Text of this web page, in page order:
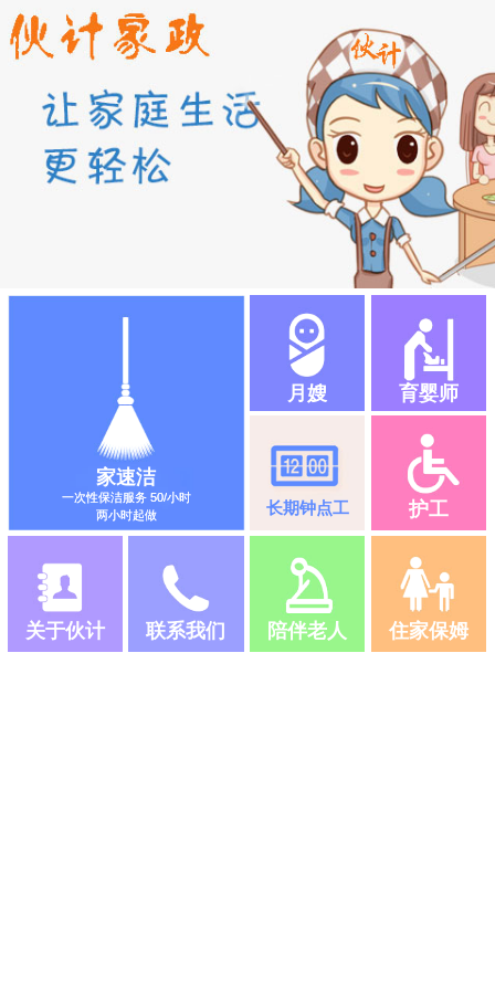
家速洁
一次性保洁服务 50/小时
两小时起做
月嫂 育婴师
长期钟点工 护工
关于伙计 联系我们 陪伴老人 住家保姆